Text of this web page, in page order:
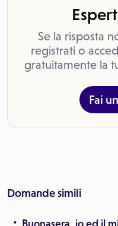
Se la risposta
registrati o
gratuitamente la
Fai
Domande simili
Buonasera, io ed il